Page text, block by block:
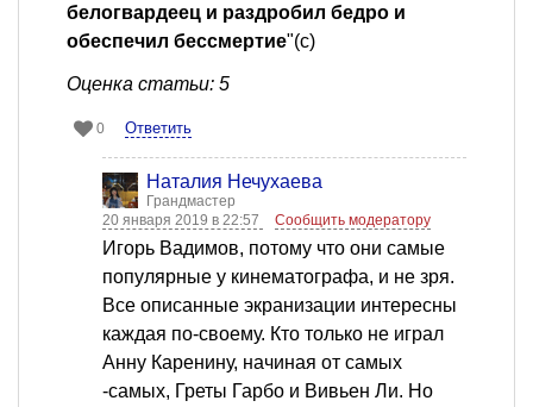
белогвардеец и раздробил бедро и
обеспечил бессмертие"(с)
Оценка статьи: 5
0 Ответить
Наталия Нечухаева
Грандмастер
20 января 2019 в 22:57
Сообщить модератору
Игорь Вадимов, потому что они самые
популярные у кинематографа, и не зря.
Все описанные экранизации интересны
каждая по-своему. Кто только не играл
Анну Каренину, начиная от самых
-самых, Греты Гарбо и Вивьен Ли. Но